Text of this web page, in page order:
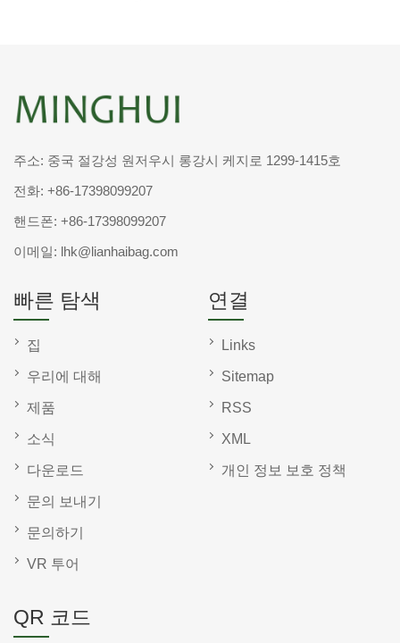
주소: 중국 절강성 원저우시 롱강시 케지로 1299-1415호
전화: +86-17398099207
핸드폰: +86-17398099207
이메일: lhk@lianhaibag.com
빠른 탐색
집
우리에 대해
제품
소식
다운로드
문의 보내기
문의하기
VR 투어
연결
Links
Sitemap
RSS
XML
개인 정보 보호 정책
QR 코드